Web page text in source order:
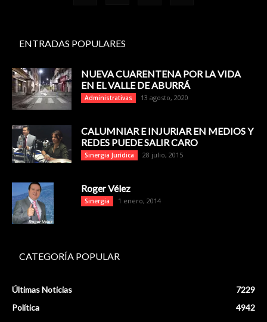
ENTRADAS POPULARES
NUEVA CUARENTENA POR LA VIDA
EN EL VALLE DE ABURRÁ
Administrativas 13 agosto, 2020
CALUMNIAR E INJURIAR EN MEDIOS Y
REDES PUEDE SALIR CARO
Sinergia Jurídica 28 julio, 2015
Roger Vélez
Sinergia 1 enero, 2014
CATEGORÍA POPULAR
Últimas Noticias
7229
Política
4942